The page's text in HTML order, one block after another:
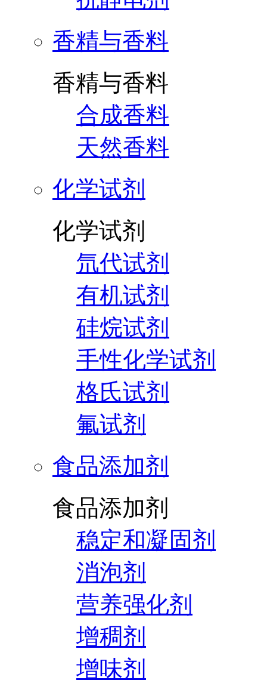
香精与香料
香精与香料
合成香料
天然香料
化学试剂
化学试剂
氘代试剂
有机试剂
硅烷试剂
手性化学试剂
格氏试剂
氟试剂
食品添加剂
食品添加剂
稳定和凝固剂
消泡剂
营养强化剂
增稠剂
增味剂